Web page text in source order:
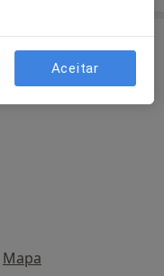
Mapa
Aceitar